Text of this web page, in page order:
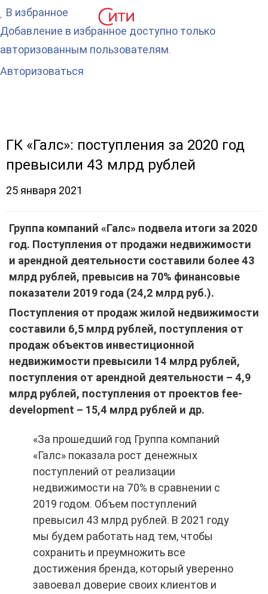
ГК «Галс»: поступления за 2020 год
превысили 43 млрд рублей
25 января 2021
Группа компаний «Галс» подвела итоги за 2020
год. Поступления от продажи недвижимости
и арендной деятельности составили более 43
млрд рублей, превысив на 70% финансовые
показатели 2019 года (24,2 млрд руб.).
Поступления от продаж жилой недвижимости
составили 6,5 млрд рублей, поступления от
продаж объектов инвестиционной
недвижимости превысили 14 млрд рублей,
поступления от арендной деятельности – 4,9
млрд рублей, поступления от проектов fee-
development – 15,4 млрд рублей и др.
«За прошедший год Группа компаний
«Галс» показала рост денежных
поступлений от реализации
недвижимости на 70% в сравнении с
2019 годом. Объем поступлений
превысил 43 млрд рублей. В 2021 году
мы будем работать над тем, чтобы
сохранить и преумножить все
достижения бренда, который уверенно
завоевал доверие своих клиентов и
В избранное
Добавление в избранное доступно только
авторизованным пользователям.
Авторизоваться